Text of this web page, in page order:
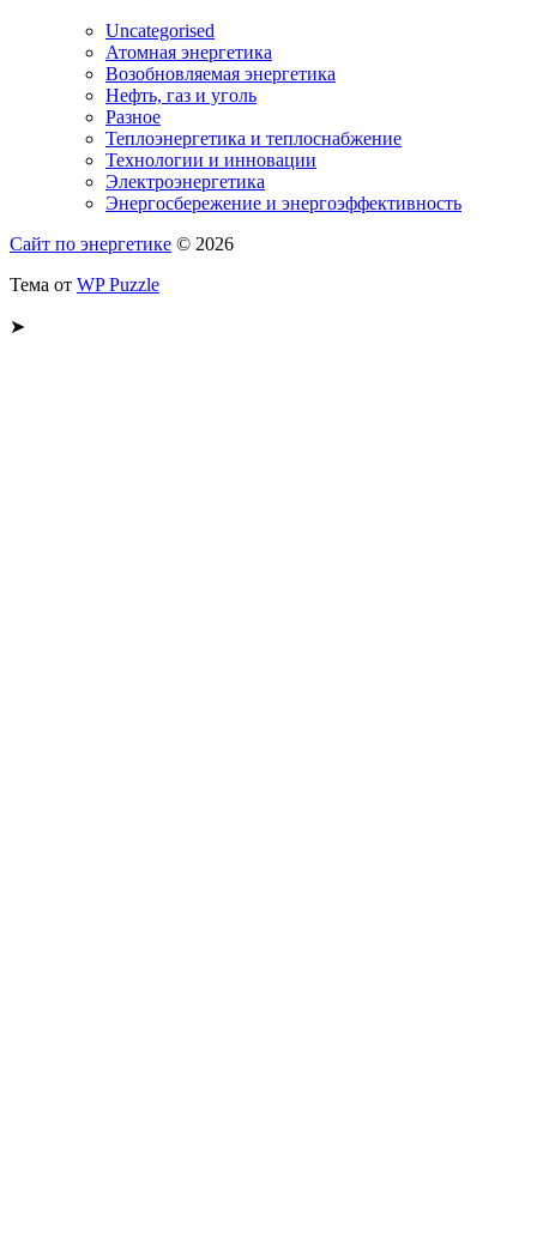
Uncategorised
Атомная энергетика
Возобновляемая энергетика
Нефть, газ и уголь
Разное
Теплоэнергетика и теплоснабжение
Технологии и инновации
Электроэнергетика
Энергосбережение и энергоэффективность
Сайт по энергетике © 2026
Тема от WP Puzzle
➤